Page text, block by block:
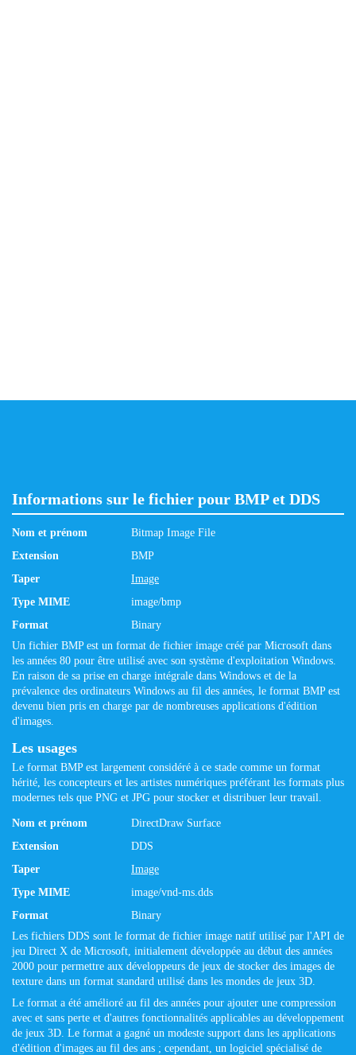
Informations sur le fichier pour BMP et DDS
Nom et prénom
Bitmap Image File
Extension
BMP
Taper
Image
Type MIME
image/bmp
Format
Binary
Un fichier BMP est un format de fichier image créé par Microsoft dans
les années 80 pour être utilisé avec son système d'exploitation Windows.
En raison de sa prise en charge intégrale dans Windows et de la
prévalence des ordinateurs Windows au fil des années, le format BMP est
devenu bien pris en charge par de nombreuses applications d'édition
d'images.
Les usages
Le format BMP est largement considéré à ce stade comme un format
hérité, les concepteurs et les artistes numériques préférant les formats plus
modernes tels que PNG et JPG pour stocker et distribuer leur travail.
Nom et prénom
DirectDraw Surface
Extension
DDS
Taper
Image
Type MIME
image/vnd-ms.dds
Format
Binary
Les fichiers DDS sont le format de fichier image natif utilisé par l'API de
jeu Direct X de Microsoft, initialement développée au début des années
2000 pour permettre aux développeurs de jeux de stocker des images de
texture dans un format standard utilisé dans les mondes de jeux 3D.
Le format a été amélioré au fil des années pour ajouter une compression
avec et sans perte et d'autres fonctionnalités applicables au développement
de jeux 3D. Le format a gagné un modeste support dans les applications
d'édition d'images au fil des ans ; cependant, un logiciel spécialisé de